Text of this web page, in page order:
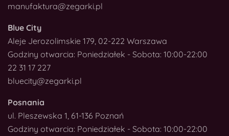
manufaktura@zegarki.pl
Blue City
Aleje Jerozolimskie 179, 02-222 Warszawa
Godziny otwarcia: Poniedziałek - Sobota: 10:00-22:00
22 31 17 227
bluecity@zegarki.pl
Posnania
ul. Pleszewska 1, 61-136 Poznań
Godziny otwarcia: Poniedziałek - Sobota: 10:00-22:00